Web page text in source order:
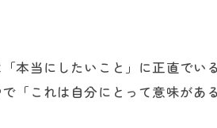
しく克服するためのスピリチュ
やし依存から抜ける方法
らしさを高めるスピリチュアル
本当にしたいこと」に正直で
「これは自分にとって意味が